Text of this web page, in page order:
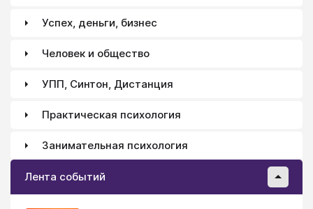
Успех, деньги, бизнес
Человек и общество
УПП, Синтон, Дистанция
Практическая психология
Занимательная психология
Лента событий